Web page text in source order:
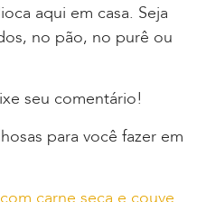
aqui em casa. Seja
no pão, no purê ou
seu comentário!
para você fazer em